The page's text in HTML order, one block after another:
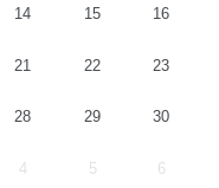
14 15 16
21 22 23
28 29 30
4 5 6